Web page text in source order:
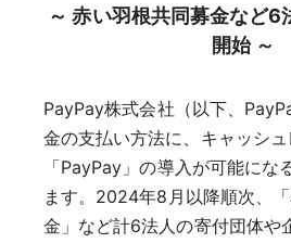
～ 赤い羽根共同募金など6
開始 ～
PayPay株式会社（以下、
金の支払い方法に、キャッシ
「PayPay」の導入が可能にな
ます。2024年8月以降順次、
金」など計6法人の寄付団体や